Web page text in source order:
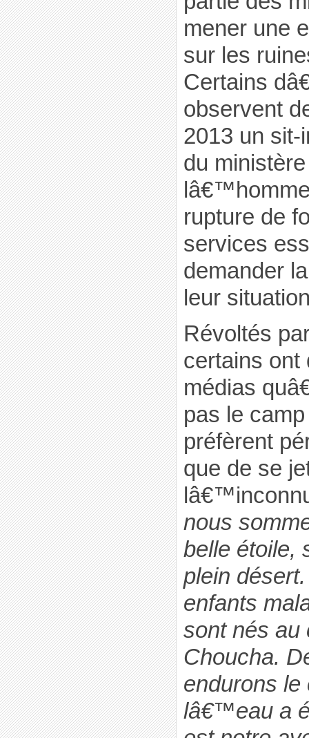
mener une
sur les
Certains
observent
2013 un sit-
du
rupture de
services
demander
leur
Révoltés
certains ont
médias
pas le
préfèrent
que de se
nous
belle étoile,
plein
enfants
sont nés au
Choucha.
endurons le
lâ€™eau a